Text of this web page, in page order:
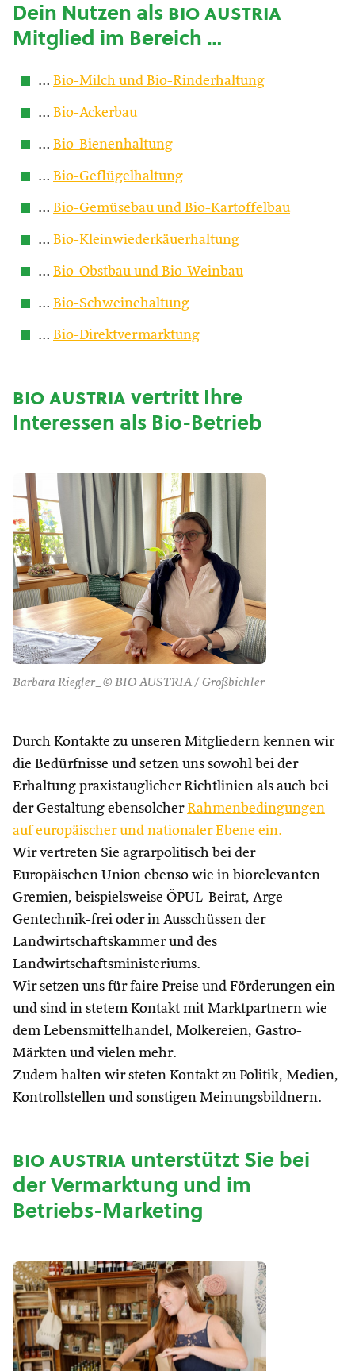
Dein Nutzen alsbio austria
Mitglied im Bereich …
… Bio-Milch und Bio-Rinderhaltung
… Bio-Ackerbau
… Bio-Bienenhaltung
… Bio-Geflügelhaltung
… Bio-Gemüsebau und Bio-Kartoffelbau
… Bio-Kleinwiederkäuerhaltung
… Bio-Obstbau und Bio-Weinbau
… Bio-Schweinehaltung
… Bio-Direktvermarktung
bio austriavertritt Ihre
Interessen als Bio-Betrieb
Barbara Riegler_© BIO AUSTRIA / Großbichler
Durch Kontakte zu unseren Mitgliedern kennen wir
die Bedürfnisse und setzen uns sowohl bei der
Erhaltung praxistauglicher Richtlinien als auch bei
der Gestaltung ebensolcher Rahmenbedingungen
auf europäischer und nationaler Ebene ein.
Wir vertreten Sie agrarpolitisch bei der
Europäischen Union ebenso wie in biorelevanten
Gremien, beispielsweise ÖPUL-Beirat, Arge
Gentechnik-frei oder in Ausschüssen der
Landwirtschaftskammer und des
Landwirtschaftsministeriums.
Wir setzen uns für faire Preise und Förderungen ein
und sind in stetem Kontakt mit Marktpartnern wie
dem Lebensmittelhandel, Molkereien, Gastro-
Märkten und vielen mehr.
Zudem halten wir steten Kontakt zu Politik, Medien,
Kontrollstellen und sonstigen Meinungsbildnern.
bio austriaunterstützt Sie bei
der Vermarktung und im
Betriebs-Marketing